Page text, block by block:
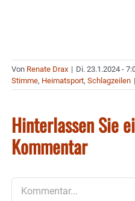
Von Renate Drax | Di. 23.1.2024 -
Stimme, Heimatsport, Schlagzeilen |
Hinterlassen Sie
Kommentar